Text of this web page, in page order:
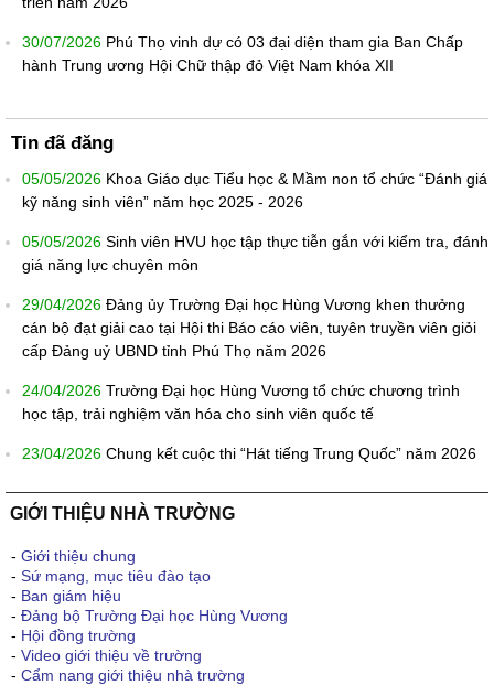
30/07/2026 Phú Thọ vinh dự có 03 đại diện tham gia Ban Chấp
hành Trung ương Hội Chữ thập đỏ Việt Nam khóa XII
Tin đã đăng
05/05/2026 Khoa Giáo dục Tiểu học & Mầm non tổ chức “Đánh giá
kỹ năng sinh viên” năm học 2025 - 2026
05/05/2026 Sinh viên HVU học tập thực tiễn gắn với kiểm tra, đánh
giá năng lực chuyên môn
29/04/2026 Đảng ủy Trường Đại học Hùng Vương khen thưởng
cán bộ đạt giải cao tại Hội thi Báo cáo viên, tuyên truyền viên giỏi
cấp Đảng uỷ UBND tỉnh Phú Thọ năm 2026
24/04/2026 Trường Đại học Hùng Vương tổ chức chương trình
học tập, trải nghiệm văn hóa cho sinh viên quốc tế
23/04/2026 Chung kết cuộc thi “Hát tiếng Trung Quốc” năm 2026
GIỚI THIỆU NHÀ TRƯỜNG
- Giới thiệu chung
- Sứ mạng, mục tiêu đào tạo
- Ban giám hiệu
- Đảng bộ Trường Đại học Hùng Vương
- Hội đồng trường
- Video giới thiệu về trường
- Cẩm nang giới thiệu nhà trường